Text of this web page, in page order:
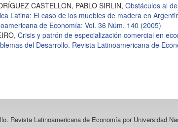
CASTELLON, PABLO SIRLIN, Obstáculos al
Latina: El caso de los muebles de madera en
de Economía: Vol. 36 Núm. 140 (2005)
Crisis y patrón de especialización comercial en
del Desarrollo. Revista Latinoamericana de
Revista Latinoamericana de Economía por Universidad